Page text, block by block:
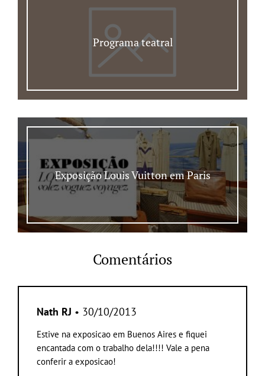
Programa teatral
Exposição Louis Vuitton em Paris
Comentários
Nath RJ • 30/10/2013
Estive na exposicao em Buenos Aires e fiquei
encantada com o trabalho dela!!!! Vale a pena
conferir a exposicao!